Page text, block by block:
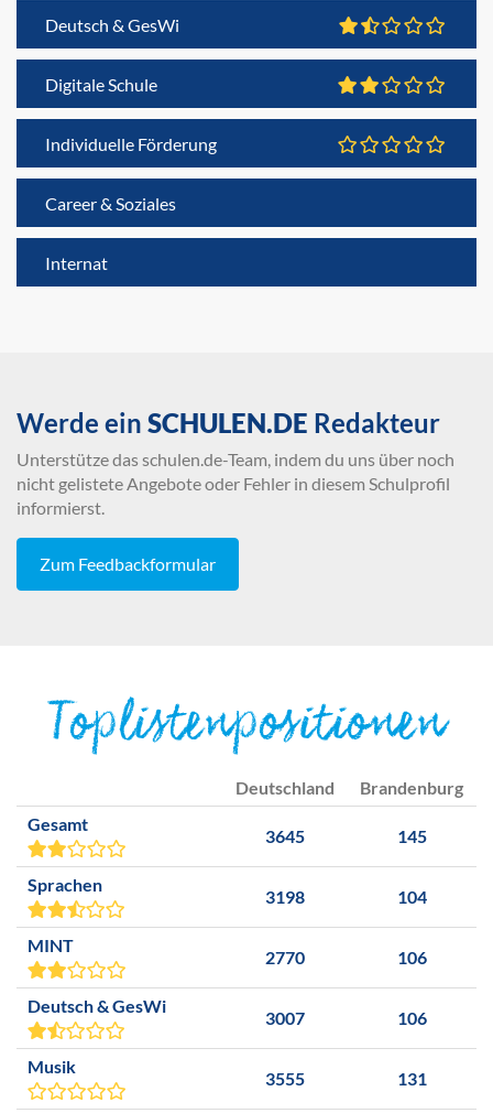
Deutsch & GesWi
Digitale Schule
Individuelle Förderung
Career & Soziales
Internat
Werde ein SCHULEN.DE Redakteur
Unterstütze das schulen.de-Team, indem du uns über noch
nicht gelistete Angebote oder Fehler in diesem Schulprofil
informierst.
Zum Feedbackformular
Toplistenpositionen
Deutschland
Brandenburg
Gesamt
3645 145
Sprachen
3198 104
MINT
2770 106
Deutsch & GesWi
3007 106
Musik
3555 131